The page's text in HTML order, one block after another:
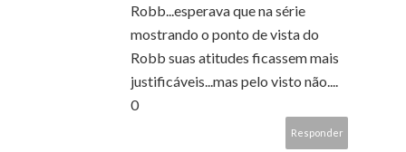
Robb...esperava que na série
mostrando o ponto de vista do
Robb suas atitudes ficassem mais
justificáveis...mas pelo visto não....
0
Responder